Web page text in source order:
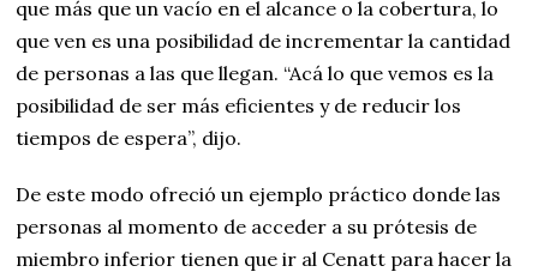
que más que un vacío en el alcance o la cobertura, lo
que ven es una posibilidad de incrementar la cantidad
de personas a las que llegan. “Acá lo que vemos es la
posibilidad de ser más eficientes y de reducir los
tiempos de espera”, dijo.
De este modo ofreció un ejemplo práctico donde las
personas al momento de acceder a su prótesis de
miembro inferior tienen que ir al Cenatt para hacer la